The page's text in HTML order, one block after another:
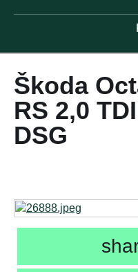
Škoda
RS 2,0
DSG